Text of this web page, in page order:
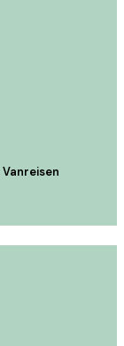
Vanreisen